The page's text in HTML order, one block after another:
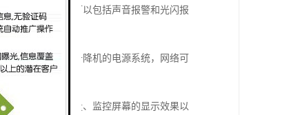
报警。报警器可以包括声音报警和光闪报
过电缆连接到升降机的电源系统，网络可
像头的画面质量、监控屏幕的显示效果以